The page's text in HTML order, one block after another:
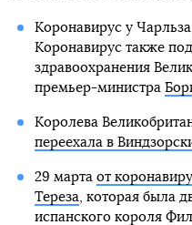
Коронавирус у Чарльза
Коронавирус также
здравоохранения
премьер-министра
Королева
переехала в
29 марта от
Тереза, которая была
испанского короля